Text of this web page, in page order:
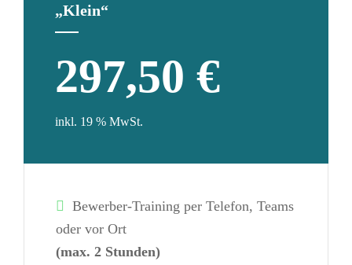
„Klein“
297,50 €
inkl. 19 % MwSt.
Bewerber-Training per Telefon, Teams
oder vor Ort
(max. 2 Stunden)